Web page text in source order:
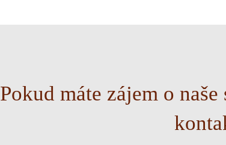
Pokud máte zájem o